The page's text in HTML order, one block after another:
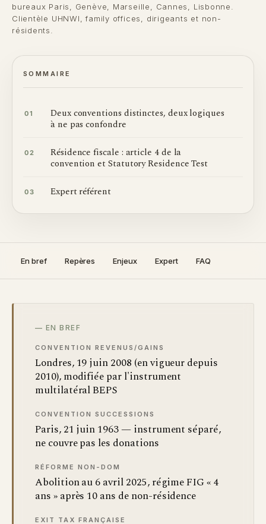
bureaux Paris, Genève, Marseille, Cannes, Lisbonne.
Clientèle UHNWI, family offices, dirigeants et non-
résidents.
SOMMAIRE
01
Deux conventions distinctes, deux logiques
à ne pas confondre
02
Résidence fiscale : article 4 de la
convention et Statutory Residence Test
03 Expert référent
En bref Repères Enjeux Expert FAQ
— EN BREF
CONVENTION REVENUS/GAINS
Londres, 19 juin 2008 (en vigueur depuis
2010), modifiée par l'instrument
multilatéral BEPS
CONVENTION SUCCESSIONS
Paris, 21 juin 1963 — instrument séparé,
ne couvre pas les donations
RÉFORME NON-DOM
Abolition au 6 avril 2025, régime FIG « 4
ans » après 10 ans de non-résidence
EXIT TAX FRANÇAISE